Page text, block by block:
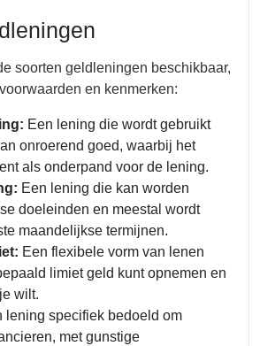
soorten geldleningen beschikbaar,
en kenmerken:
Een lening die wordt gebruikt
onroerend goed, waarbij het
als onderpand voor de lening.
Een lening die kan worden
doeleinden en meestal wordt
maandelijkse termijnen.
Een flexibele vorm van lenen
limiet geld kunt opnemen en
wilt.
lening specifiek bedoeld om
met gunstige